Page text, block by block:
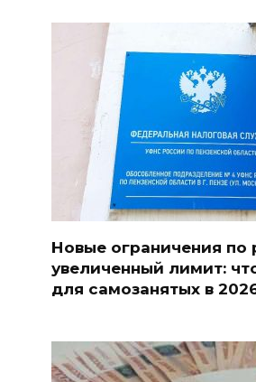
Новые ограничения по
увеличенный лимит:
для самозанятых в